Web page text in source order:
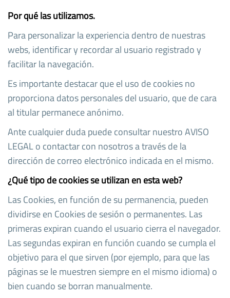
Por qué las utilizamos.
Para personalizar la experiencia dentro de nuestras
webs, identificar y recordar al usuario registrado y
facilitar la navegación.
Es importante destacar que el uso de cookies no
proporciona datos personales del usuario, que de cara
al titular permanece anónimo.
Ante cualquier duda puede consultar nuestro AVISO
LEGAL o contactar con nosotros a través de la
dirección de correo electrónico indicada en el mismo.
¿Qué tipo de cookies se utilizan en esta web?
Las Cookies, en función de su permanencia, pueden
dividirse en Cookies de sesión o permanentes. Las
primeras expiran cuando el usuario cierra el navegador.
Las segundas expiran en función cuando se cumpla el
objetivo para el que sirven (por ejemplo, para que las
páginas se le muestren siempre en el mismo idioma) o
bien cuando se borran manualmente.